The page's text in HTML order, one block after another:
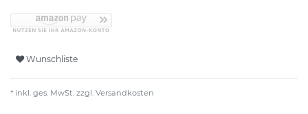
Wunschliste
* inkl. ges. MwSt. zzgl. Versandkosten